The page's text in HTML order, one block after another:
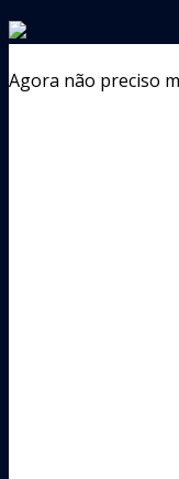
Agora não preciso